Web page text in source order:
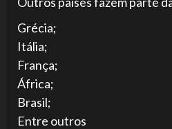
Grécia;
Itália;
França;
África;
Brasil;
Entre outros